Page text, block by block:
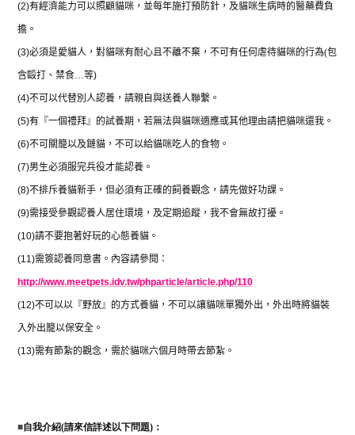
(2)有經濟能力可以照顧貓咪，並每年施打預防針，及貓咪生病時的醫藥費負
擔。
(3)必須是愛貓人，對貓咪有耐心且不離不棄，不可有任何虐待貓咪的行為(包
含毆打、禁食…等)
(4)不可以代替別人認養，請親自與送養人聯繫。
(5)有『一個禮拜』的試養期，若無法與貓咪適應或其他理由請把貓咪還我。
(6)不可關籠以及鏈貓，不可以給貓咪吃人的食物。
(7)男生必須服完兵役才能認養。
(8)不排斥養貓新手，但必須有正確的飼養觀念，請先做好功課。
(9)需接受參觀認養人居住環境，及定期追蹤，我不會無故打擾。
(10)請不要抱著好玩的心態養貓。
(11)需簽認養同意書。內容請參閱：
http://www.meetpets.idv.tw/phparticle/article.php/110
(12)不可以以『野放』的方式養貓，不可以讓貓咪單獨外出，外出時將貓裝
入外出籠以保安全。
(13)需有節紮的觀念，需於貓咪六個月時帶去節紮。
■自我介紹(請來信詳述以下問題)：